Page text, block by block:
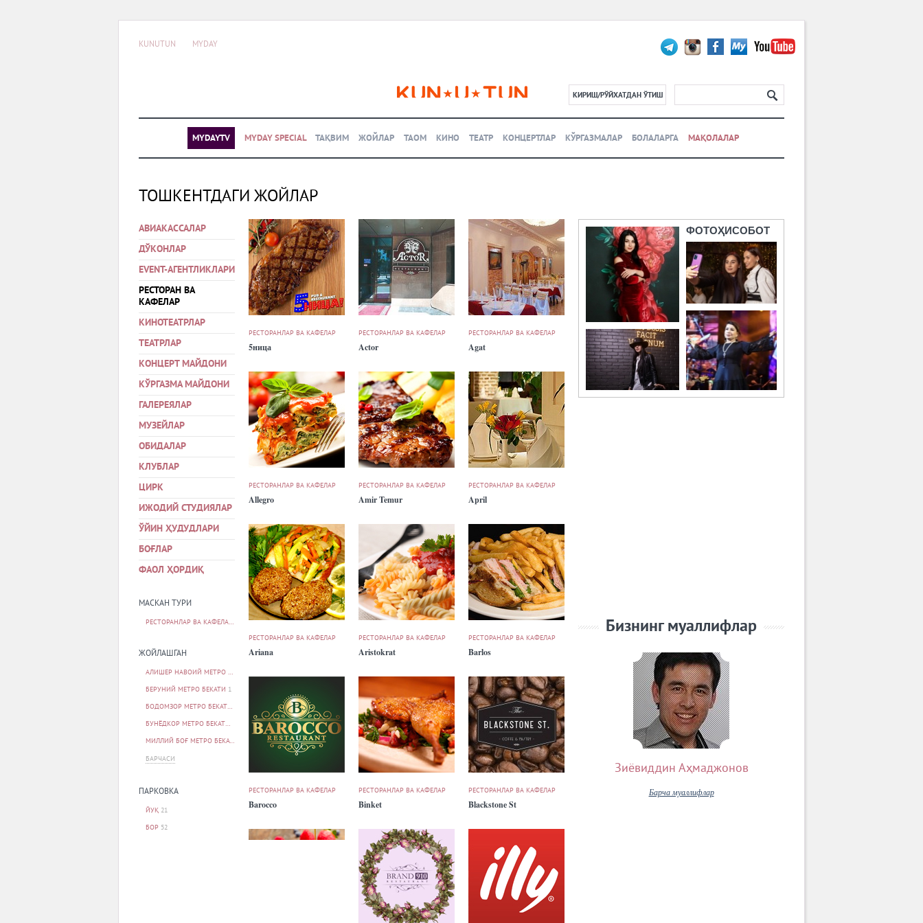
KUNUTUN MYDAY
КИРИШ/РЎЙХАТДАН ЎТИШ
MYDAYTV MYDAY SPECIAL ТАҚВИМ ЖОЙЛАР ТАОМ КИНО ТЕАТР КОНЦЕРТЛАР КЎРГАЗМАЛАР БОЛАЛАРГА МАҚОЛАЛАР
ТОШКЕНТДАГИ ЖОЙЛАР
АВИАКАССАЛАР
ДЎКОНЛАР
EVENT-АГЕНТЛИКЛАРИ
РЕСТОРАН ВА
КАФЕЛАР
КИНОТЕАТРЛАР
ТЕАТРЛАР
КОНЦЕРТ МАЙДОНИ
КЎРГАЗМА МАЙДОНИ
ГАЛЕРЕЯЛАР
МУЗЕЙЛАР
ОБИДАЛАР
КЛУБЛАР
ЦИРК
ИЖОДИЙ СТУДИЯЛАР
ЎЙИН ҲУДУДЛАРИ
БОҒЛАР
ФАОЛ ҲОРДИҚ
МАСКАН ТУРИ
РЕСТОРАНЛАР ВА КАФЕЛАР
ЖОЙЛАШГАН
АЛИШЕР НАВОИЙ МЕТРО БЕКАТИ
БЕРУНИЙ МЕТРО БЕКАТИ 1
БОДОМЗОР МЕТРО БЕКАТИ
БУНЁДКОР МЕТРО БЕКАТИ
МИЛЛИЙ БОҒ МЕТРО БЕКАТИ
БАРЧАСИ
ПАРКОВКА
ЙУҚ 21
БОР 52
РЕСТОРАНЛАР ВА КАФЕЛАР
5ница
РЕСТОРАНЛАР ВА КАФЕЛАР
Actor
РЕСТОРАНЛАР ВА КАФЕЛАР
Agat
РЕСТОРАНЛАР ВА КАФЕЛАР
Allegro
РЕСТОРАНЛАР ВА КАФЕЛАР
Amir Temur
РЕСТОРАНЛАР ВА КАФЕЛАР
April
РЕСТОРАНЛАР ВА КАФЕЛАР
Ariana
РЕСТОРАНЛАР ВА КАФЕЛАР
Aristokrat
РЕСТОРАНЛАР ВА КАФЕЛАР
Barlos
РЕСТОРАНЛАР ВА КАФЕЛАР
Barocco
РЕСТОРАНЛАР ВА КАФЕЛАР
Binket
РЕСТОРАНЛАР ВА КАФЕЛАР
Blackstone St
ФОТОҲИСОБОТ
Бизнинг муаллифлар
Зиёвиддин Аҳмаджонов
Барча муаллифлар